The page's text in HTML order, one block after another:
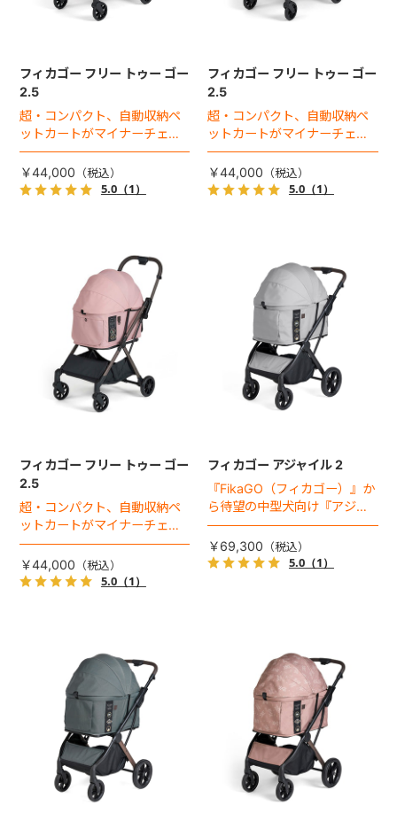
フィカゴー フリー トゥー ゴー
2.5
超・コンパクト、自動収納ペ
ットカートがマイナーチェン
ジ！
￥44,000
5.0（1）
フィカゴー フリー トゥー ゴー
2.5
超・コンパクト、自動収納ペ
ットカートがマイナーチェン
ジ！
￥44,000
5.0（1）
フィカゴー フリー トゥー ゴー
2.5
超・コンパクト、自動収納ペ
ットカートがマイナーチェン
ジ！
￥44,000
5.0（1）
フィカゴー アジャイル 2
『FikaGO（フィカゴー）』か
ら待望の中型犬向け『アジャ
イル２』 登場！耐荷重30kg
で、しかも1秒・自動収納機能
搭載！！
￥69,300
5.0（1）